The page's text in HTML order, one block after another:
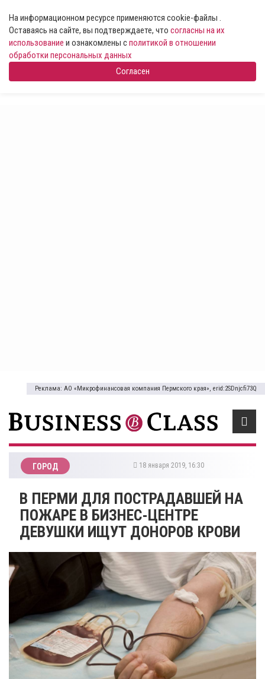
На информационном ресурсе применяются cookie-файлы .
Оставаясь на сайте, вы подтверждаете, что согласны на их
использование и ознакомлены сполитикой в отношении
обработки персональных данных
Согласен
Реклама: АО «Микрофинансовая компания Пермского края», erid:2SDnjcfi73Q
ГОРОД 18 января 2019, 16:30
В ПЕРМИ ДЛЯ ПОСТРАДАВШЕЙ НА
ПОЖАРЕ В БИЗНЕС-ЦЕНТРЕ
ДЕВУШКИ ИЩУТ ДОНОРОВ КРОВИ